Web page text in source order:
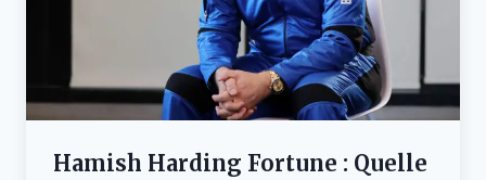
Hamish Harding Fortune : Quelle